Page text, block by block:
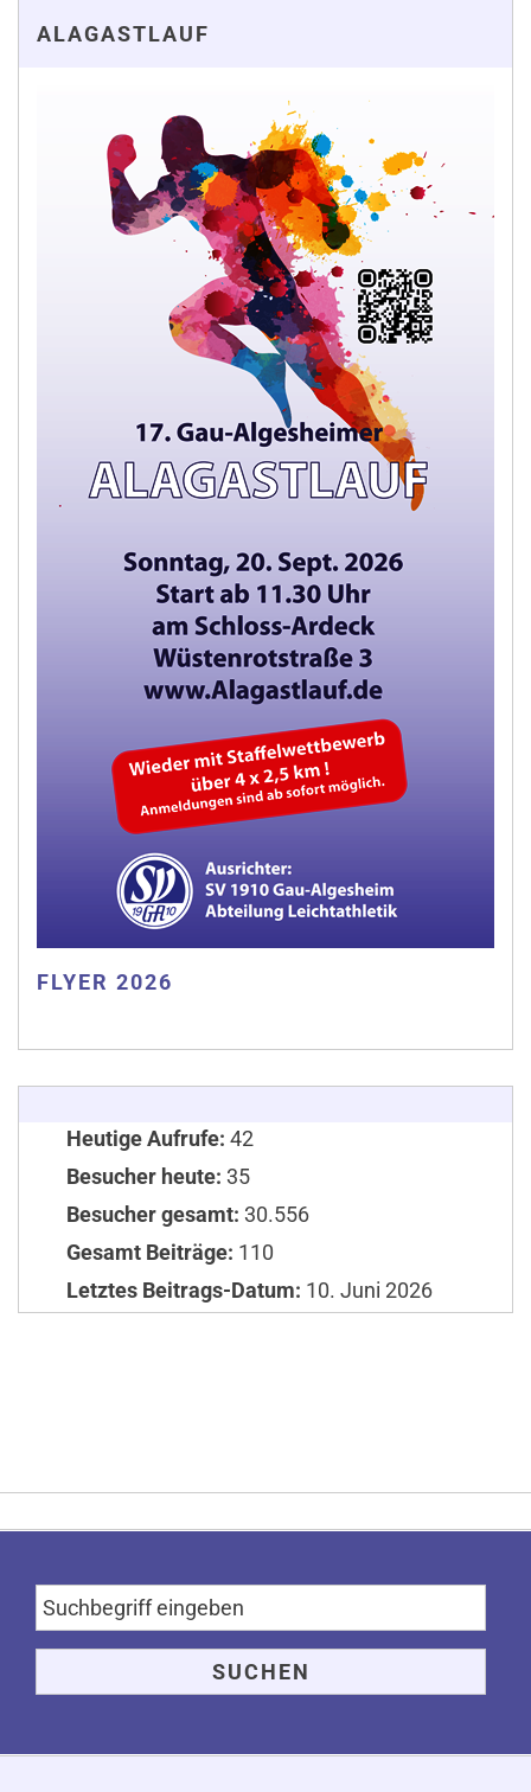
ALAGASTLAUF
FLYER 2026
Heutige Aufrufe: 42
Besucher heute: 35
Besucher gesamt: 30.556
Gesamt Beiträge: 110
Letztes Beitrags-Datum: 10. Juni 2026